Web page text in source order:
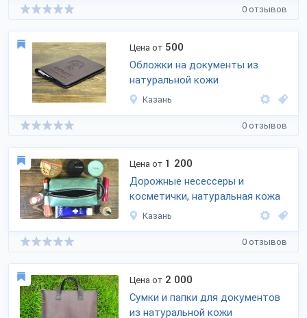
0 отзывов
Цена от 500
Обложки на документы из
натуральной кожи
Казань
0 отзывов
Цена от 1 200
Дорожные несессеры и
косметички, натуральная кожа
Казань
0 отзывов
Цена от 2 000
Сумки и папки для документов
из натуральной кожи